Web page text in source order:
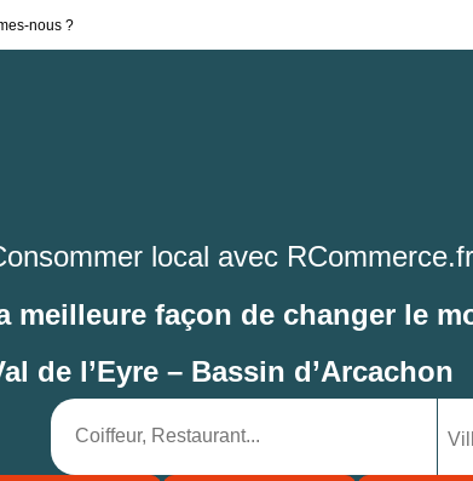
nous ?
local avec
meilleure façon de changer le
de l’Eyre – Bassin d’Arcachon